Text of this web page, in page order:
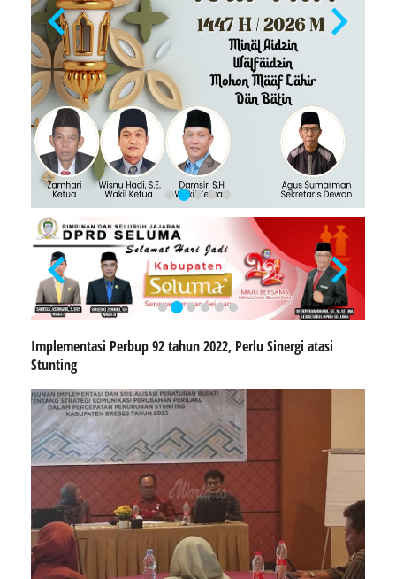
Implementasi Perbup 92 tahun 2022, Perlu Sinergi atasi
Stunting